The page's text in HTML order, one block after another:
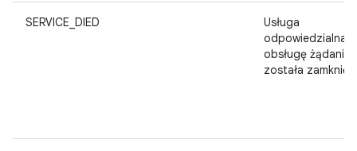
SERVICE_DIED
Usługa
odpowiedzialna
obsługę żądania
została